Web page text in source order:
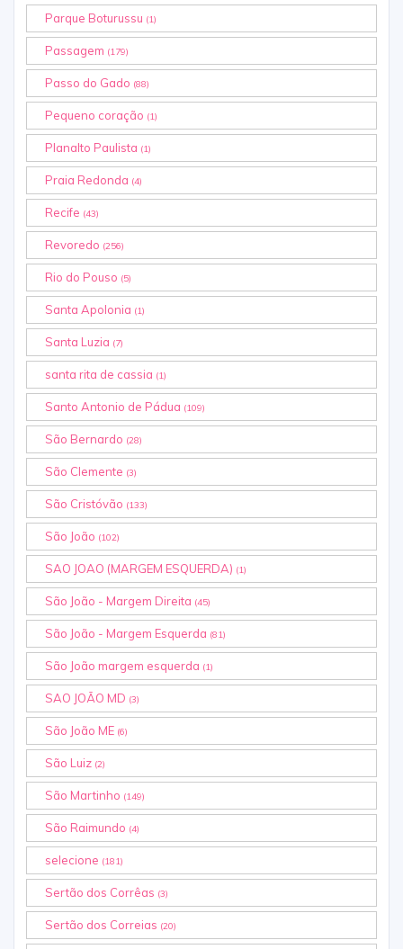
Parque Boturussu (1)
Passagem (179)
Passo do Gado (88)
Pequeno coração (1)
Planalto Paulista (1)
Praia Redonda (4)
Recife (43)
Revoredo (256)
Rio do Pouso (5)
Santa Apolonia (1)
Santa Luzia (7)
santa rita de cassia (1)
Santo Antonio de Pádua (109)
São Bernardo (28)
São Clemente (3)
São Cristóvão (133)
São João (102)
SAO JOAO (MARGEM ESQUERDA) (1)
São João - Margem Direita (45)
São João - Margem Esquerda (81)
São João margem esquerda (1)
SAO JOÃO MD (3)
São João ME (6)
São Luiz (2)
São Martinho (149)
São Raimundo (4)
selecione (181)
Sertão dos Corrêas (3)
Sertão dos Correias (20)